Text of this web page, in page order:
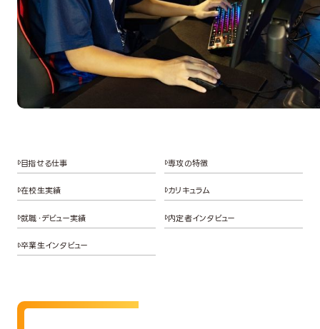
目指せる仕事 専攻の特徴
在校生実績 カリキュラム
就職・デビュー実績 内定者インタビュー
卒業生インタビュー